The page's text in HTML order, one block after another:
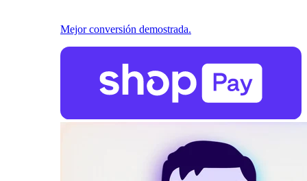
Mejor conversión demostrada.